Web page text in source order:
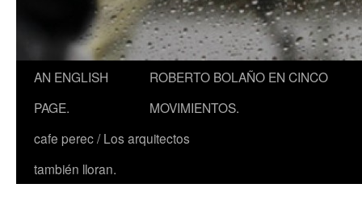
AN ENGLISH
PAGE.
ROBERTO BOLAÑO EN CINCO
MOVIMIENTOS.
cafe perec / Los arquitectos
también lloran.